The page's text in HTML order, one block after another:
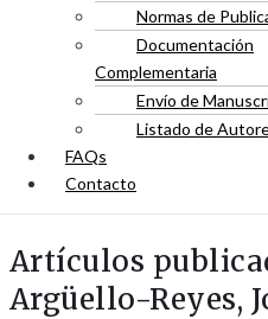
Normas de
Documentación
Complementaria
Envío de
Listado de
FAQs
Contacto
Artículos
Argüello-Reyes,